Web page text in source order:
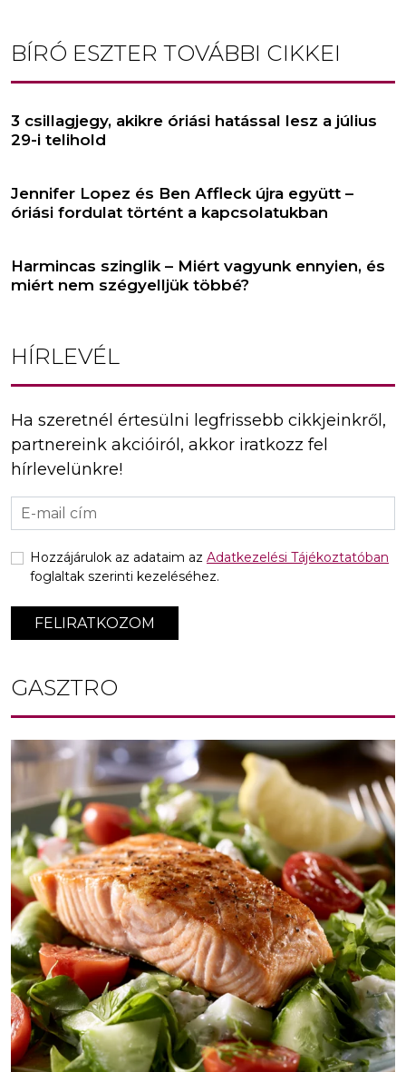
BÍRÓ ESZTER TOVÁBBI CIKKEI
3 csillagjegy, akikre óriási hatással lesz a július
29-i telihold
Jennifer Lopez és Ben Affleck újra együtt –
óriási fordulat történt a kapcsolatukban
Harmincas szinglik – Miért vagyunk ennyien, és
miért nem szégyelljük többé?
HÍRLEVÉL
Ha szeretnél értesülni legfrissebb cikkjeinkről,
partnereink akcióiról, akkor iratkozz fel
hírlevelünkre!
FELIRATKOZOM
Hozzájárulok az adataim az Adatkezelési Tájékoztatóban
foglaltak szerinti kezeléséhez.
GASZTRO